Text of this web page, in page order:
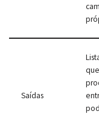
Saídas